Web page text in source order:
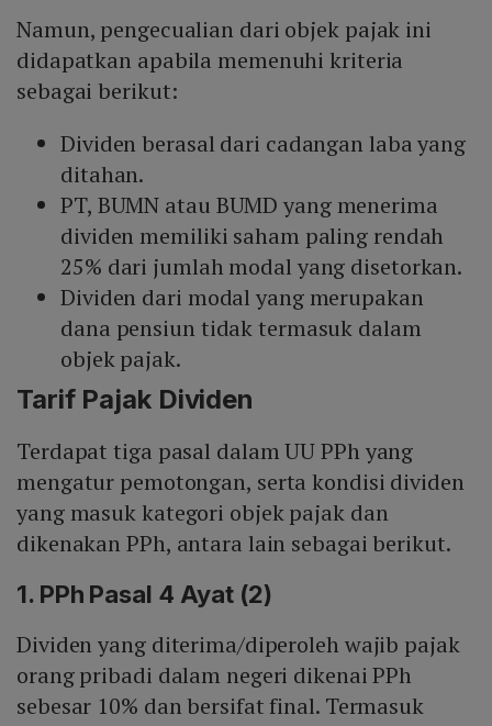
Namun, pengecualian dari objek pajak ini
didapatkan apabila memenuhi kriteria
sebagai berikut:
Dividen berasal dari cadangan laba yang
ditahan.
PT, BUMN atau BUMD yang menerima
dividen memiliki saham paling rendah
25% dari jumlah modal yang disetorkan.
Dividen dari modal yang merupakan
dana pensiun tidak termasuk dalam
objek pajak.
Tarif Pajak Dividen
Terdapat tiga pasal dalam UU PPh yang
mengatur pemotongan, serta kondisi dividen
yang masuk kategori objek pajak dan
dikenakan PPh, antara lain sebagai berikut.
1. PPh Pasal 4 Ayat (2)
Dividen yang diterima/diperoleh wajib pajak
orang pribadi dalam negeri dikenai PPh
sebesar 10% dan bersifat final. Termasuk